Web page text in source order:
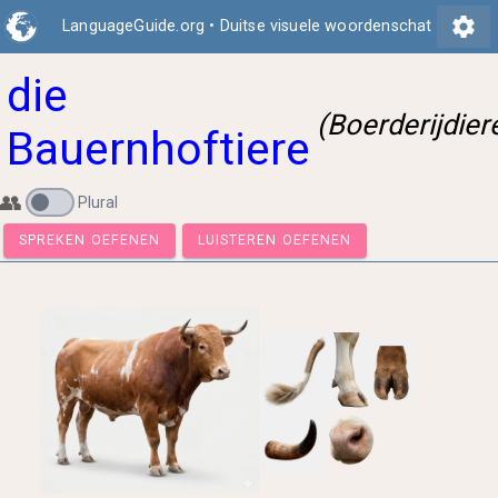
LanguageGuide.org • Duitse visuele woordenschat settings
die
Bauernhoftiere
👥 Plural